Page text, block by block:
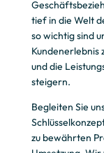
tief in die Welt
so wichtig sind
Kundenerlebnis
und die
steigern.
Begleiten Sie
zu bewährten